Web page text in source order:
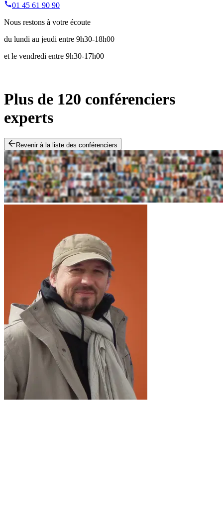
01 45 61 90 90
Nous restons à votre écoute
du lundi au jeudi entre 9h30-18h00
et le vendredi entre 9h30-17h00
Plus de 120 conférenciers
experts
Revenir à la liste des conférenciers